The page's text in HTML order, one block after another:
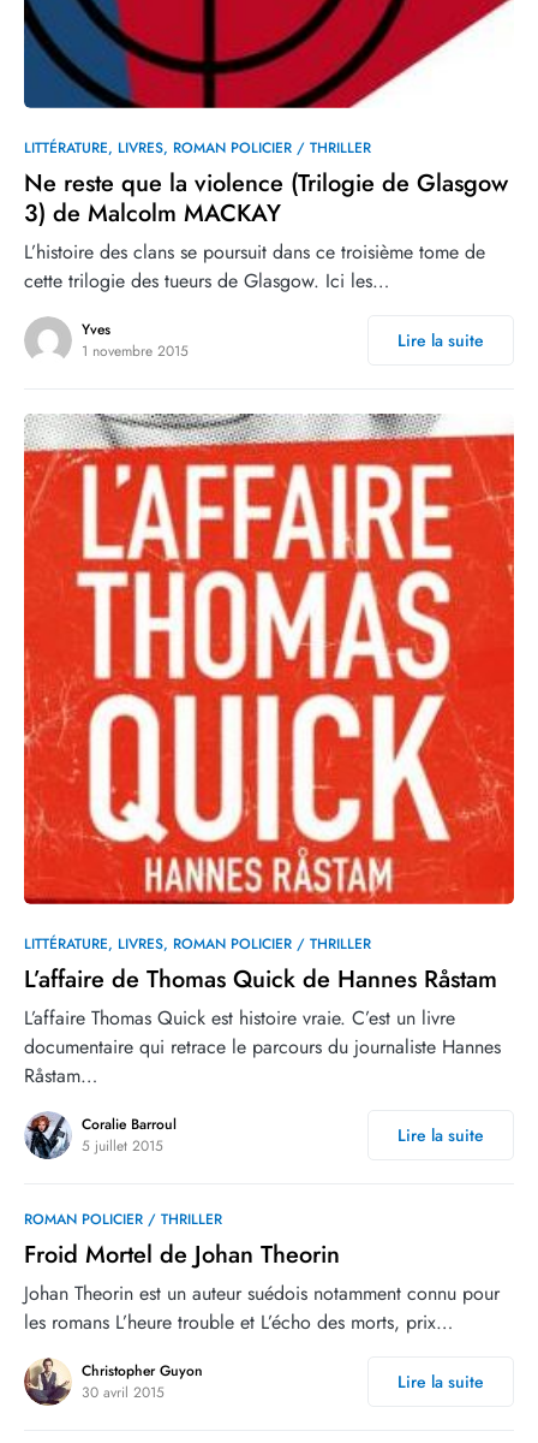
0
LITTÉRATURE LIVRES ROMAN POLICIER / THRILLER
Ne reste que la violence (Trilogie de Glasgow
3) de Malcolm MACKAY
L’histoire des clans se poursuit dans ce troisième tome de
cette trilogie des tueurs de Glasgow. Ici les…
Yves
1 novembre 2015
Lire la suite
0
LITTÉRATURE LIVRES ROMAN POLICIER / THRILLER
L’affaire de Thomas Quick de Hannes Råstam
L’affaire Thomas Quick est histoire vraie. C’est un livre
documentaire qui retrace le parcours du journaliste Hannes
Råstam…
Coralie Barroul
5 juillet 2015
Lire la suite
ROMAN POLICIER / THRILLER
Froid Mortel de Johan Theorin
Johan Theorin est un auteur suédois notamment connu pour
les romans L’heure trouble et L’écho des morts, prix…
Christopher Guyon
30 avril 2015
Lire la suite